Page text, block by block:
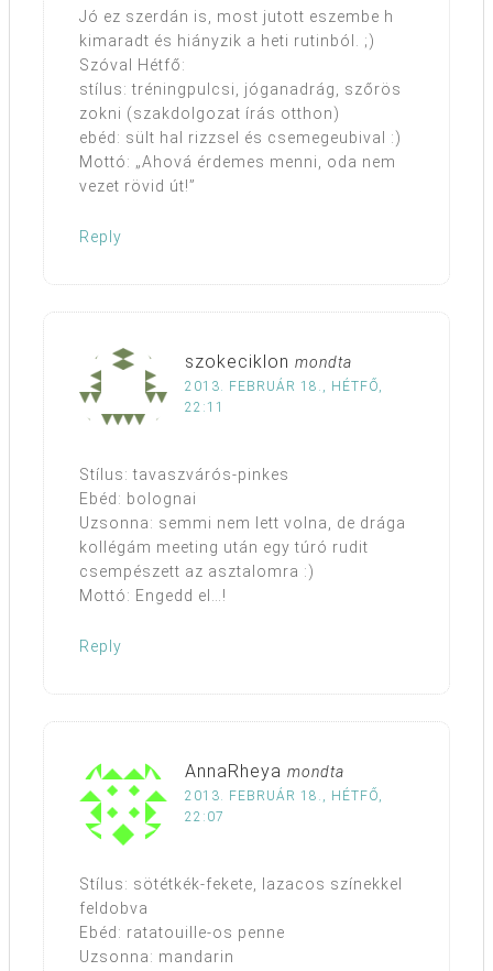
Jó ez szerdán is, most jutott eszembe h
kimaradt és hiányzik a heti rutinból. ;)
Szóval Hétfő:
stílus: tréningpulcsi, jóganadrág, szőrös
zokni (szakdolgozat írás otthon)
ebéd: sült hal rizzsel és csemegeubival :)
Mottó: „Ahová érdemes menni, oda nem
vezet rövid út!”
Reply
szokeciklon mondta
2013. FEBRUÁR 18., HÉTFŐ,
22:11
Stílus: tavaszvárós-pinkes
Ebéd: bolognai
Uzsonna: semmi nem lett volna, de drága
kollégám meeting után egy túró rudit
csempészett az asztalomra :)
Mottó: Engedd el…!
Reply
AnnaRheya mondta
2013. FEBRUÁR 18., HÉTFŐ,
22:07
Stílus: sötétkék-fekete, lazacos színekkel
feldobva
Ebéd: ratatouille-os penne
Uzsonna: mandarin